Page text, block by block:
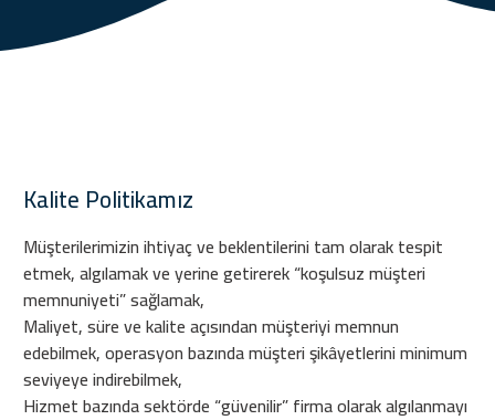
Kalite Politikamız
Müşterilerimizin ihtiyaç ve beklentilerini tam olarak tespit
etmek, algılamak ve yerine getirerek “koşulsuz müşteri
memnuniyeti” sağlamak,
Maliyet, süre ve kalite açısından müşteriyi memnun
edebilmek, operasyon bazında müşteri şikâyetlerini minimum
seviyeye indirebilmek,
Hizmet bazında sektörde “güvenilir” firma olarak algılanmayı